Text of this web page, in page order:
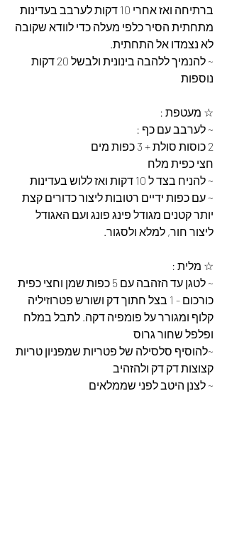
ברתיחה ואז אחרי 10 דקות לערבב בעדינות
מתחתית הסיר כלפי מעלה כדי לוודא שקובה
לא נצמדו אל התחתית.
~ להנמיך ללהבה בינונית ולבשל 20 דקות
נוספות
☆ מעטפת :
~ לערבב עם כף :
2 כוסות סולת + 3 כפות מים
חצי כפית מלח
~ להניח בצד ל 10 דקות ואז ללוש בעדינות
~ עם כפות ידיים רטובות ליצור כדורים קצת
יותר קטנים מגודל פינג פונג ועם האגודל
ליצור חור, למלא ולסגור.
☆ מלית :
~ לטגן עד הזהבה עם 5 כפות שמן וחצי כפית
כורכום - 1 בצל חתוך דק ושורש פטרוזיליה
קלוף ומגורר על פומפיה דקה. לתבל במלח
ופלפל שחור גרוס
~להוסיף סלסילה של פטריות שמפניון טריות
קצוצות דק דק ולהזהיב
~ לצנן היטב לפני שממלאים